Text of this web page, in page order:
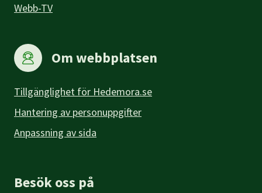
Webb-TV
Om webbplatsen
Tillgänglighet för Hedemora.se
Hantering av personuppgifter
Anpassning av sida
Besök oss på